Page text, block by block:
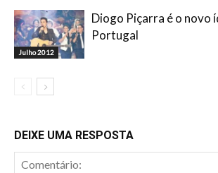
Julho 2012
Diogo Piçarra é o novo
Portugal
DEIXE UMA RESPOSTA